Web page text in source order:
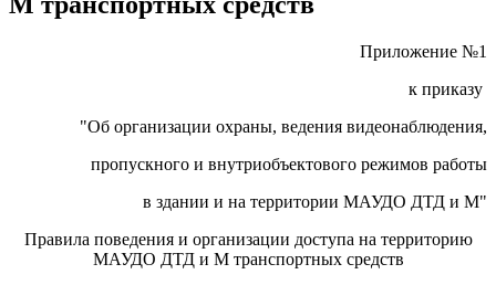
Приложение №1
к приказу
"Об организации охраны, ведения видеонаблюдения,
пропускного и внутриобъектового режимов работы
в здании и на территории МАУДО ДТД и М"
Правила поведения и организации доступа на территорию
МАУДО ДТД и М транспортных средств